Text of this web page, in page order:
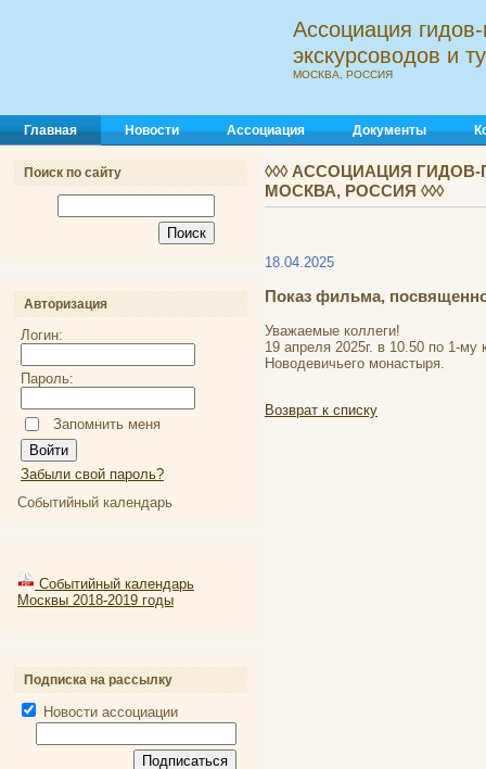
Ассоциация
экскурсоводов и
МОСКВА, РОССИЯ
Главная Новости Ассоциация Документы
Поиск по сайту
Авторизация
Логин:
Пароль:
Запомнить меня
Забыли свой пароль?
Событийный календарь
Событийный календарь
Москвы 2018-2019 годы
Подписка на рассылку
Новости ассоциации
◊◊◊ АССОЦИАЦИЯ
МОСКВА, РОССИЯ ◊◊◊
18.04.2025
Показ фильма,
Уважаемые коллеги!
19 апреля 2025г. в 10.50 по 1-
Новодевичьего монастыря.
Возврат к списку